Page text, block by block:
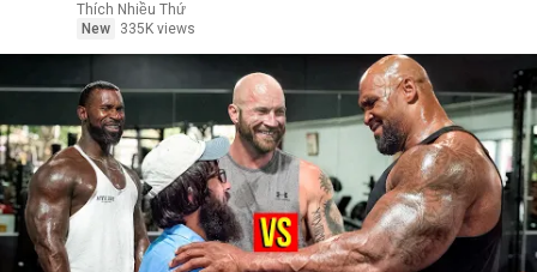
Thích Nhiều Thứ
New
335K views